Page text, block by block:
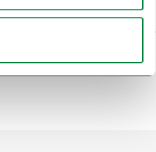
30 M